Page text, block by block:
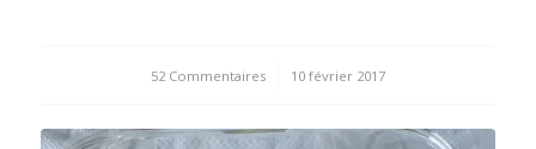
52 Commentaires
/ 10 février 2017